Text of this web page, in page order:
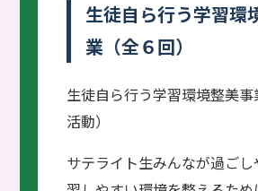
生徒自ら行う学習環
業（全６回）
生徒自ら行う学習環境整美
活動）
サテライト生みんなが過ご